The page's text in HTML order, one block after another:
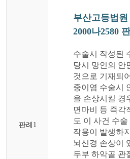
판례1
부산고등법원
2000나2580
수술시 작성된
당시 망인의 안
것으로 기재되
중이염 수술시
을 손상시킬 경
면마비 등 즉각
도 이 사건 수
작용이 발생하
뇌신경 손상이
두부 하악골 관